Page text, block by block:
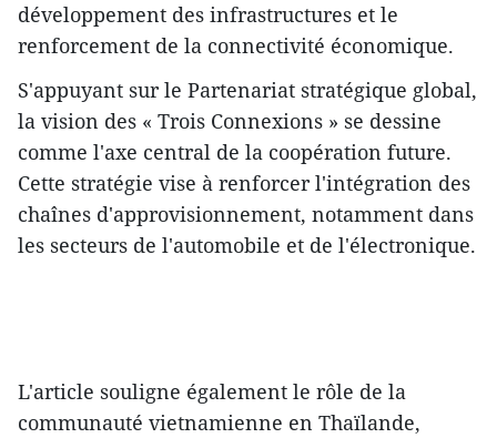
développement des infrastructures et le
renforcement de la connectivité économique.
S'appuyant sur le Partenariat stratégique global,
la vision des « Trois Connexions » se dessine
comme l'axe central de la coopération future.
Cette stratégie vise à renforcer l'intégration des
chaînes d'approvisionnement, notamment dans
les secteurs de l'automobile et de l'électronique.
L'article souligne également le rôle de la
communauté vietnamienne en Thaïlande,